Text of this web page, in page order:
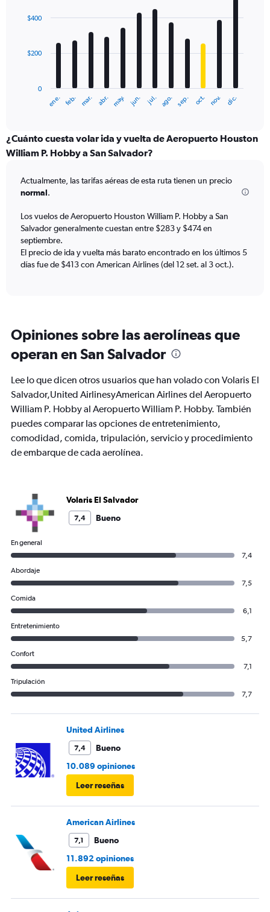
to
with
12
The
categories.
Range:
The
chart
1
Y
axis
displaying
values.
ene. feb. mar. abr. may. jun. jul. ago. sep. oct. nov. dic.
0
$200
$400
¿Cuánto cuesta volar ida y vuelta de Aeropuerto Houston
William P. Hobby a San Salvador?
Actualmente, las tarifas aéreas de esta ruta tienen un precio
normal.
Los vuelos de Aeropuerto Houston William P. Hobby a San
Salvador generalmente cuestan entre $283 y $474 en
septiembre.
El precio de ida y vuelta más barato encontrado en los últimos 5
días fue de $413 con American Airlines (del 12 set. al 3 oct.).
Opiniones sobre las aerolíneas que
operan en San Salvador
Lee lo que dicen otros usuarios que han volado con Volaris El
Salvador,United AirlinesyAmerican Airlines del Aeropuerto
William P. Hobby al Aeropuerto William P. Hobby. También
puedes comparar las opciones de entretenimiento,
comodidad, comida, tripulación, servicio y procedimiento
de embarque de cada aerolínea.
Volaris El Salvador
7,4 Bueno
En general
7,4
Abordaje
7,5
Comida
6,1
Entretenimiento
5,7
Confort
7,1
Tripulación
7,7
United Airlines
7,4
Bueno
10.089 opiniones
Leer reseñas
American Airlines
7,1
Bueno
11.892 opiniones
Leer reseñas